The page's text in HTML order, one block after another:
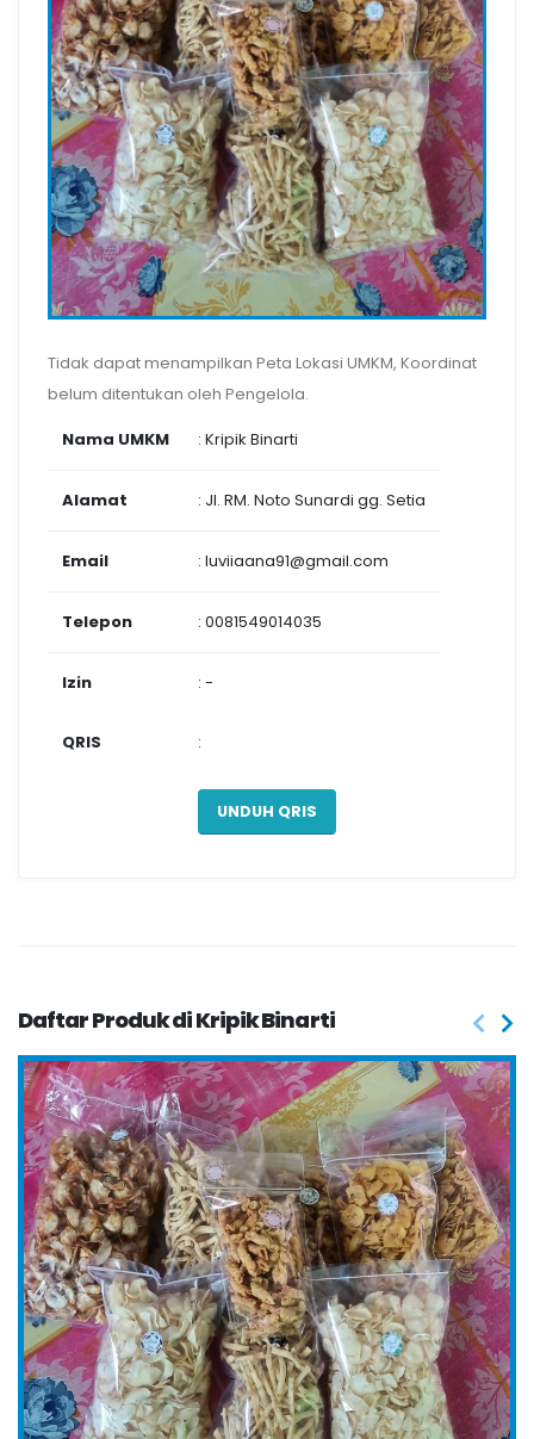
Tidak dapat menampilkan Peta Lokasi UMKM, Koordinat
belum ditentukan oleh Pengelola.
Nama UMKM
: Kripik Binarti
Alamat : Jl. RM. Noto Sunardi gg. Setia
Email : luviiaana91@gmail.com
Telepon : 0081549014035
Izin : -
QRIS :
UNDUH QRIS
Daftar Produk di Kripik Binarti